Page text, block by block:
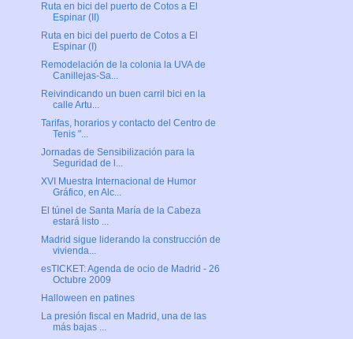
Ruta en bici del puerto de Cotos a El
Espinar (II)
Ruta en bici del puerto de Cotos a El
Espinar (I)
Remodelación de la colonia la UVA de
Canillejas-Sa...
Reivindicando un buen carril bici en la
calle Artu...
Tarifas, horarios y contacto del Centro de
Tenis "...
Jornadas de Sensibilización para la
Seguridad de l...
XVI Muestra Internacional de Humor
Gráfico, en Alc...
El túnel de Santa María de la Cabeza
estará listo ...
Madrid sigue liderando la construcción de
vivienda...
esTICKET: Agenda de ocio de Madrid - 26
Octubre 2009
Halloween en patines
La presión fiscal en Madrid, una de las
más bajas ...